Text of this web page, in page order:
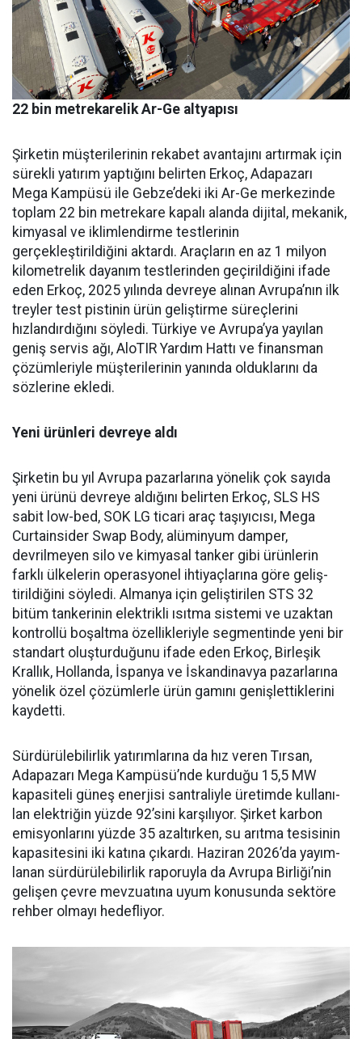
22 bin metrekarelik Ar-Ge altyapısı
Şirketin müşterilerinin reka­bet avantajını artırmak için
sü­rekli yatırım yaptığını belirten Erkoç, Adapazarı
Mega Kampü­sü ile Gebze’deki iki Ar-Ge mer­kezinde
toplam 22 bin metreka­re kapalı alanda dijital, mekanik,
kimyasal ve iklimlendirme test­lerinin
gerçekleştirildiğini ak­tardı. Araçların en az 1 milyon
kilometrelik dayanım testlerin­den geçirildiğini ifade
eden Er­koç, 2025 yılında devreye alınan Avrupa’nın ilk
treyler test pisti­nin ürün geliştirme süreçlerini
hızlandırdığını söyledi. Türkiye ve Avrupa’ya yayılan
geniş ser­vis ağı, AloTIR Yardım Hattı ve finansman
çözümleriyle müşte­rilerinin yanında olduklarını da
sözlerine ekledi.
Yeni ürünleri devreye aldı
Şirketin bu yıl Avrupa pazar­larına yönelik çok sayıda
yeni ürünü devreye aldığını belirten Erkoç, SLS HS
sabit low-bed, SOK LG ticari araç taşıyıcısı, Mega
Curtainsider Swap Body, alüminyum damper,
devrilme­yen silo ve kimyasal tanker gibi ürünlerin
farklı ülkelerin ope­rasyonel ihtiyaçlarına göre geliş­
tirildiğini söyledi. Almanya için geliştirilen STS 32
bitüm tan­kerinin elektrikli ısıtma siste­mi ve uzaktan
kontrollü boşalt­ma özellikleriyle segmentinde yeni bir
standart oluşturduğunu ifade eden Erkoç, Birleşik
Kral­lık, Hollanda, İspanya ve İskan­dinavya pazarlarına
yönelik özel çözümlerle ürün gamını geniş­lettiklerini
kaydetti.
Sürdürülebilirlik yatırımları­na da hız veren Tırsan,
Adapaza­rı Mega Kampüsü’nde kurduğu 15,5 MW
kapasiteli güneş ener­jisi santraliyle üretimde kullanı­
lan elektriğin yüzde 92’sini karşı­lıyor. Şirket karbon
emisyonları­nı yüzde 35 azaltırken, su arıtma tesisinin
kapasitesini iki katına çıkardı. Haziran 2026’da yayım­
lanan sürdürülebilirlik raporuyla da Avrupa Birliği’nin
gelişen çev­re mevzuatına uyum konusunda sektöre
rehber olmayı hedefliyor.